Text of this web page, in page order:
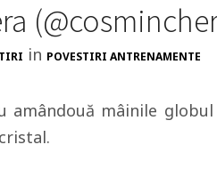
in POVESTIRI ANTRENAMENTE
amândouă mâinile